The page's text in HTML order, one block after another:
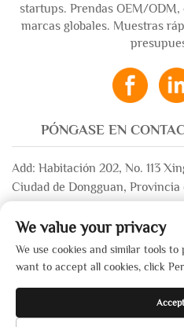
startups. Prendas OEM/ODM,
marcas globales. Muestras
PÓNGASE EN
Add: Habitación 202, No. 113
Ciudad de Dongguan, Provincia
+86-13532483058
Política
We value your privacy
We use cookies and similar tools
want to accept all cookies, click